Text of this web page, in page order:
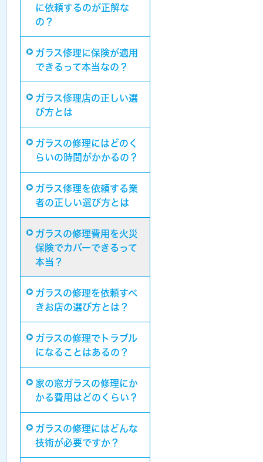
に依頼するのが正解な
の？
ガラス修理に保険が適用
できるって本当なの？
ガラス修理店の正しい選
び方とは
ガラスの修理にはどのく
らいの時間がかかるの？
ガラス修理を依頼する業
者の正しい選び方とは
ガラスの修理費用を火災
保険でカバーできるって
本当？
ガラスの修理を依頼すべ
きお店の選び方とは？
ガラスの修理でトラブル
になることはあるの？
家の窓ガラスの修理にか
かる費用はどのくらい？
ガラスの修理にはどんな
技術が必要ですか？